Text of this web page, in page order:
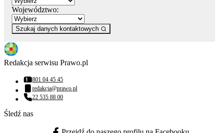
Województwo:
Szukaj danych kontaktowych
Redakcja serwisu Prawo.pl
Numer telefonu:
801 04 45 45
Adres email:
redakcja@prawo.pl
Numer telefonu:
22 535 88 00
Śledź nas